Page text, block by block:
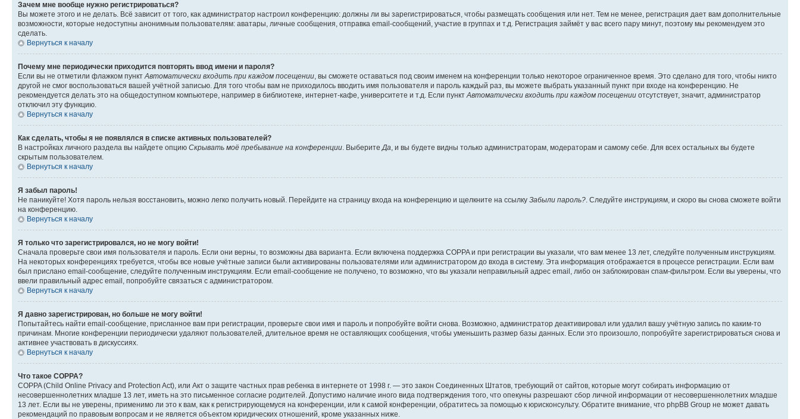
Зачем мне вообще нужно регистрироваться?
Вы можете этого и не делать. Всё зависит от того, как администратор настроил конференцию: должны ли вы зарегистрироваться, чтобы размещать сообщения или нет. Тем не менее, регистрация дает вам дополнительные
возможности, которые недоступны анонимным пользователям: аватары, личные сообщения, отправка email-сообщений, участие в группах и т.д. Регистрация займёт у вас всего пару минут, поэтому мы рекомендуем это
сделать.
Вернуться к началу
Почему мне периодически приходится повторять ввод имени и пароля?
Если вы не отметили флажком пунктАвтоматически входить при каждом посещении, вы сможете оставаться под своим именем на конференции только некоторое ограниченное время. Это сделано для того, чтобы никто
другой не смог воспользоваться вашей учётной записью. Для того чтобы вам не приходилось вводить имя пользователя и пароль каждый раз, вы можете выбрать указанный пункт при входе на конференцию. Не
рекомендуется делать это на общедоступном компьютере, например в библиотеке, интернет-кафе, университете и т.д. Если пунктАвтоматически входить при каждом посещении отсутствует, значит, администратор
отключил эту функцию.
Вернуться к началу
Как сделать, чтобы я не появлялся в списке активных пользователей?
В настройках личного раздела вы найдете опцию Скрывать моё пребывание на конференции. ВыберитеДа, и вы будете видны только администраторам, модераторам и самому себе. Для всех остальных вы будете
скрытым пользователем.
Вернуться к началу
Я забыл пароль!
Не паникуйте! Хотя пароль нельзя восстановить, можно легко получить новый. Перейдите на страницу входа на конференцию и щелкните на ссылку Забыли пароль?. Следуйте инструкциям, и скоро вы снова сможете войти
на конференцию.
Вернуться к началу
Я только что зарегистрировался, но не могу войти!
Сначала проверьте свои имя пользователя и пароль. Если они верны, то возможны два варианта. Если включена поддержка COPPA и при регистрации вы указали, что вам менее 13 лет, следуйте полученным инструкциям.
На некоторых конференциях требуется, чтобы все новые учётные записи были активированы пользователями или администратором до входа в систему. Эта информация отображается в процессе регистрации. Если вам
был прислано email-сообщение, следуйте полученным инструкциям. Если email-сообщение не получено, то возможно, что вы указали неправильный адрес email, либо он заблокирован спам-фильтром. Если вы уверены, что
ввели правильный адрес email, попробуйте связаться с администратором.
Вернуться к началу
Я давно зарегистрирован, но больше не могу войти!
Попытайтесь найти email-сообщение, присланное вам при регистрации, проверьте свои имя и пароль и попробуйте войти снова. Возможно, администратор деактивировал или удалил вашу учётную запись по каким-то
причинам. Многие конференции периодически удаляют пользователей, длительное время не оставляющих сообщения, чтобы уменьшить размер базы данных. Если это произошло, попробуйте зарегистрироваться снова и
активнее участвовать в дискуссиях.
Вернуться к началу
Что такое COPPA?
COPPA (Child Online Privacy and Protection Act), или Акт о защите частных прав ребенка в интернете от 1998 г. — это закон Соединенных Штатов, требующий от сайтов, которые могут собирать информацию от
несовершеннолетних младше 13 лет, иметь на это письменное согласие родителей. Допустимо наличие иного вида подтверждения того, что опекуны разрешают сбор личной информации от несовершеннолетних младше
13 лет. Если вы не уверены, применимо ли это к вам, как к регистрирующемуся на конференции, или к самой конференции, обратитесь за помощью к юрисконсульту. Обратите внимание, что phpBB Group не может давать
рекомендаций по правовым вопросам и не является объектом юридических отношений, кроме указанных ниже.